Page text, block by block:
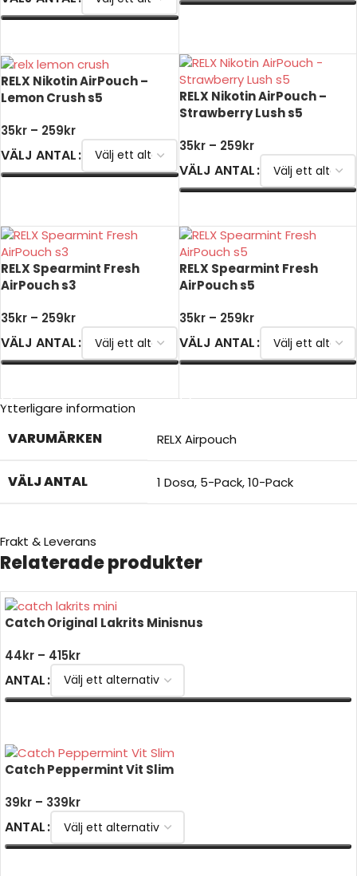
RELX Nikotin AirPouch –
Lemon Crush s5
35kr – 259kr
VÄLJ ANTAL
RELX Nikotin AirPouch –
Strawberry Lush s5
35kr – 259kr
VÄLJ ANTAL
RELX Spearmint Fresh
AirPouch s3
35kr – 259kr
VÄLJ ANTAL
RELX Spearmint Fresh
AirPouch s5
35kr – 259kr
VÄLJ ANTAL
Ytterligare information
VARUMÄRKEN RELX Airpouch
VÄLJ ANTAL 1 Dosa, 5-Pack,10-Pack
Frakt & Leverans
Relaterade produkter
Catch Original Lakrits Minisnus
44kr – 415kr
ANTAL
Catch Peppermint Vit Slim
39kr – 339kr
ANTAL